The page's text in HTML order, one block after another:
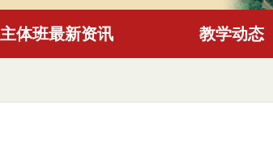
主体班最新资讯 教学动态